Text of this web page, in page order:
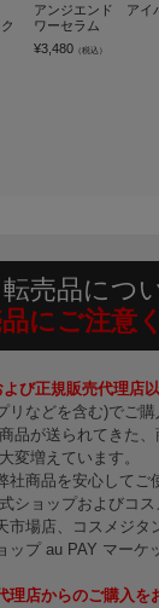
アンジエンド アイ
ワーセラム
¥3,480 （税込）
転売品につ
にご注意
び正規販売代理店
リなどを含む)でご
品が送られてきた
変増えています。
社商品を安心してご
ショップおよびコ
市場店、コスメジタ
ップ au PAY マーケ
理店からのご購入を